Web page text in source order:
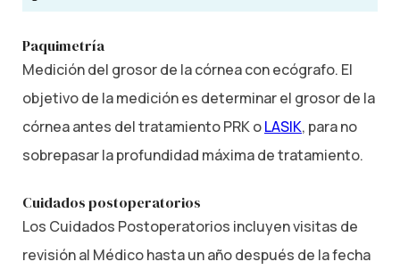
Paquimetría
Medición del grosor de la córnea con ecógrafo. El
objetivo de la medición es determinar el grosor de la
córnea antes del tratamiento PRK oLASIK, para no
sobrepasar la profundidad máxima de tratamiento.
Cuidados postoperatorios
Los Cuidados Postoperatorios incluyen visitas de
revisión al Médico hasta un año después de la fecha